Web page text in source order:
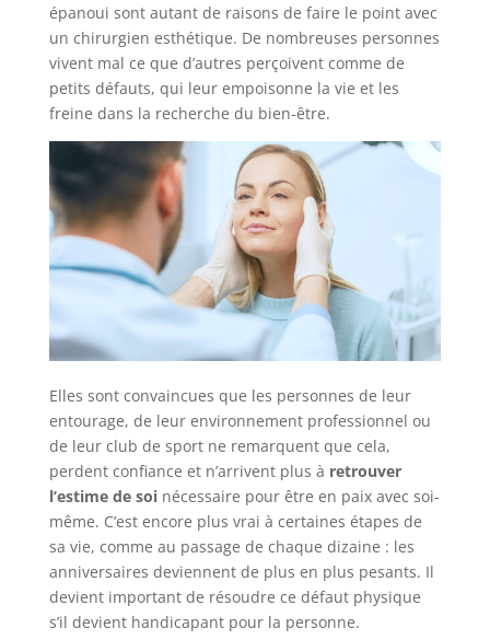
épanoui sont autant de raisons de faire le point avec
un chirurgien esthétique. De nombreuses personnes
vivent mal ce que d’autres perçoivent comme de
petits défauts, qui leur empoisonne la vie et les
freine dans la recherche du bien-être.
Elles sont convaincues que les personnes de leur
entourage, de leur environnement professionnel ou
de leur club de sport ne remarquent que cela,
perdent confiance et n’arrivent plus à retrouver
l’estime de soinécessaire pour être en paix avec soi-
même. C’est encore plus vrai à certaines étapes de
sa vie, comme au passage de chaque dizaine : les
anniversaires deviennent de plus en plus pesants. Il
devient important de résoudre ce défaut physique
s’il devient handicapant pour la personne.